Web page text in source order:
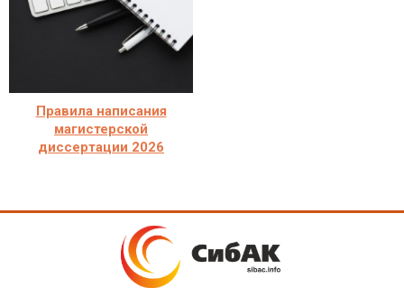
Правила написания
магистерской
диссертации 2026